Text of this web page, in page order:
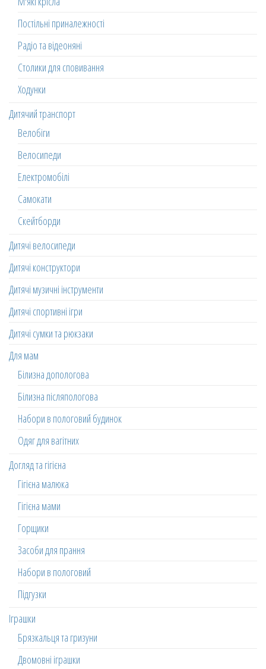
Постільні приналежності
Радіо та відеоняні
Столики для сповивання
Ходунки
Дитячий транспорт
Велобіги
Велосипеди
Електромобілі
Самокати
Скейтборди
Дитячі велосипеди
Дитячі конструктори
Дитячі музичні інструменти
Дитячі спортивні ігри
Дитячі сумки та рюкзаки
Для мам
Білизна допологова
Білизна післяпологова
Набори в пологовий будинок
Одяг для вагітних
Догляд та гігієна
Гігієна малюка
Гігієна мами
Горщики
Засоби для прання
Набори в пологовий
Підгузки
Іграшки
Брязкальця та гризуни
Двомовні іграшки